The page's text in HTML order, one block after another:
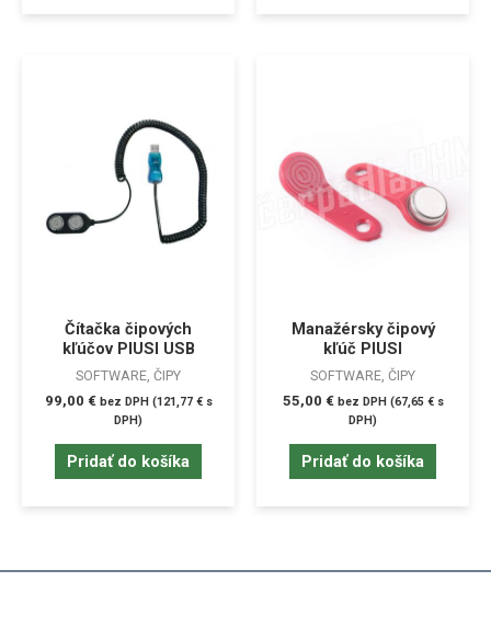
Čítačka čipových
kľúčov PIUSI USB
SOFTWARE, ČIPY
99,00 € bez DPH (121,77 €s
DPH)
Pridať do košíka
Manažérsky čipový
kľúč PIUSI
SOFTWARE, ČIPY
55,00 € bez DPH (67,65 €s
DPH)
Pridať do košíka